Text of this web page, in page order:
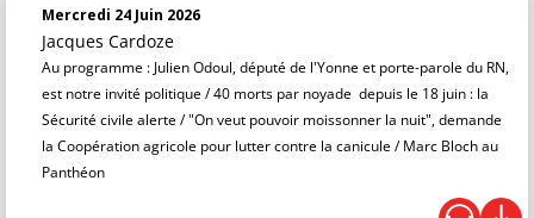
Mercredi 24 Juin 2026
Jacques Cardoze
Au programme : Julien Odoul, député de l'Yonne et porte-parole du RN,
est notre invité politique / 40 morts par noyade depuis le 18 juin : la
Sécurité civile alerte / "On veut pouvoir moissonner la nuit", demande
la Coopération agricole pour lutter contre la canicule / Marc Bloch au
Panthéon